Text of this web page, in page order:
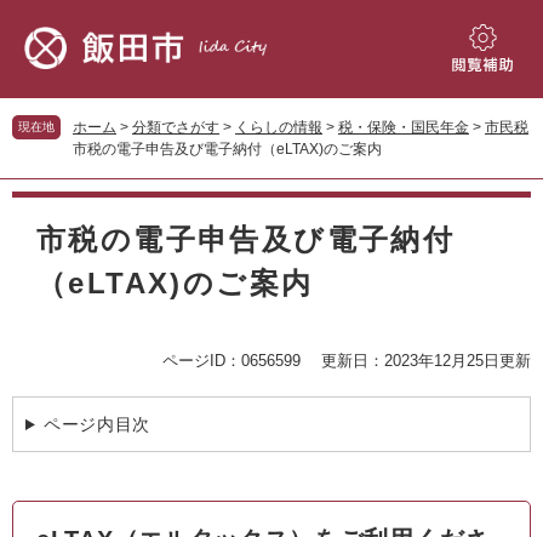
先
頭
す。
を
飛
し
閲
補
現在地 ホーム > 分類でさがす > くらしの情報 > 税・保険・国民年金 > 市民税
市税の電子申告及び電子納付（eLTAX)のご案内
本
市税の電子申告及び電子納付
（eLTAX)のご案内
ページID：0656599 更新日：2023年12月25日更新
ページ内目次